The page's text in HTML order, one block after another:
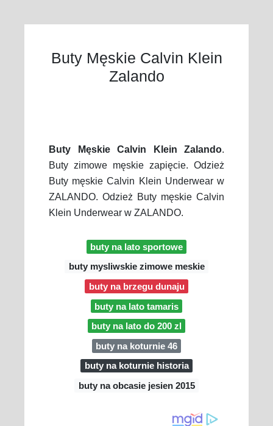
Buty Męskie Calvin Klein
Zalando
Buty Męskie Calvin Klein Zalando.
Buty zimowe męskie zapięcie. Odzież
Buty męskie Calvin Klein Underwear w
ZALANDO. Odzież Buty męskie Calvin
Klein Underwear w ZALANDO.
buty na lato sportowe
buty mysliwskie zimowe meskie
buty na brzegu dunaju
buty na lato tamaris
buty na lato do 200 zl
buty na koturnie 46
buty na koturnie historia
buty na obcasie jesien 2015